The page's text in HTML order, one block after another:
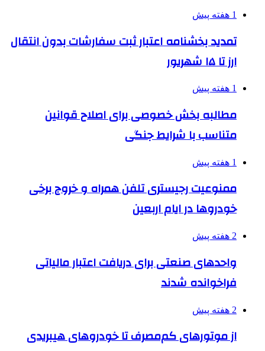
1 هفته پیش
تمدید بخشنامه اعتبار ثبت سفارشات بدون انتقال
ارز تا ۱۵ شهریور
1 هفته پیش
مطالبه بخش خصوصی برای اصلاح قوانین
متناسب با شرایط جنگی
1 هفته پیش
ممنوعیت رجیستری تلفن همراه و خروج برخی
خودروها در ایام اربعین
2 هفته پیش
واحدهای صنعتی برای دریافت اعتبار مالیاتی
فراخوانده شدند
2 هفته پیش
از موتورهای کم‌مصرف تا خودروهای هیبریدی